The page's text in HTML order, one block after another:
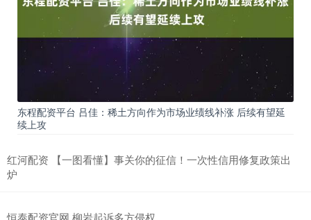
东程配资平台 吕佳：稀土方向作为市场业绩线补涨 后续有望延
续上攻
红河配资 【一图看懂】事关你的征信！一次性信用修复政策出
炉